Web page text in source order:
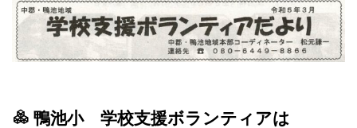
鴨池小 学校支援ボランティアは